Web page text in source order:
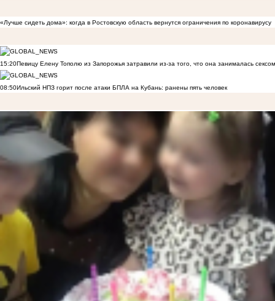
«Лучше сидеть дома»: когда в Ростовскую область вернутся ограничения по коронавирусу
15:20Певицу Елену Тополю из Запорожья затравили из-за того, что она занималась
08:50Ильский НПЗ горит после атаки БПЛА на Кубань: ранены пять человек